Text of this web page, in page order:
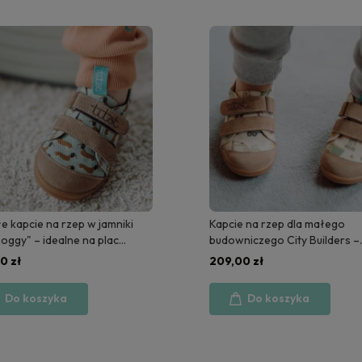
na rzep dla małego
City Builders –
do przedszkola i na plac
zł
Do koszyka
Kapcie Iced Coffee ze
noskiem
135,00 zł
Do koszyka